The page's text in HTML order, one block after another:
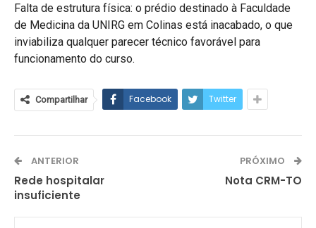
Falta de estrutura física: o prédio destinado à Faculdade
de Medicina da UNIRG em Colinas está inacabado, o que
inviabiliza qualquer parecer técnico favorável para
funcionamento do curso.
Compartilhar Facebook Twitter
ANTERIOR
Rede hospitalar
insuficiente
PRÓXIMO
Nota CRM-TO